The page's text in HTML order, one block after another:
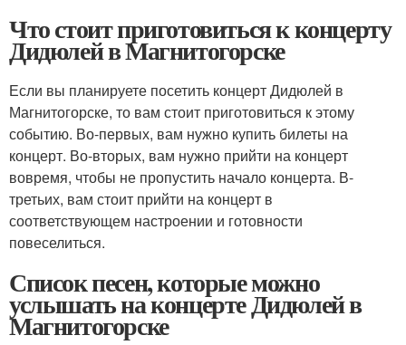
Что стоит приготовиться к концерту
Дидюлей в Магнитогорске
Если вы планируете посетить концерт Дидюлей в
Магнитогорске, то вам стоит приготовиться к этому
событию. Во-первых, вам нужно купить билеты на
концерт. Во-вторых, вам нужно прийти на концерт
вовремя, чтобы не пропустить начало концерта. В-
третьих, вам стоит прийти на концерт в
соответствующем настроении и готовности
повеселиться.
Список песен, которые можно
услышать на концерте Дидюлей в
Магнитогорске